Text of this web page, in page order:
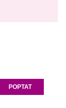
POPTAT